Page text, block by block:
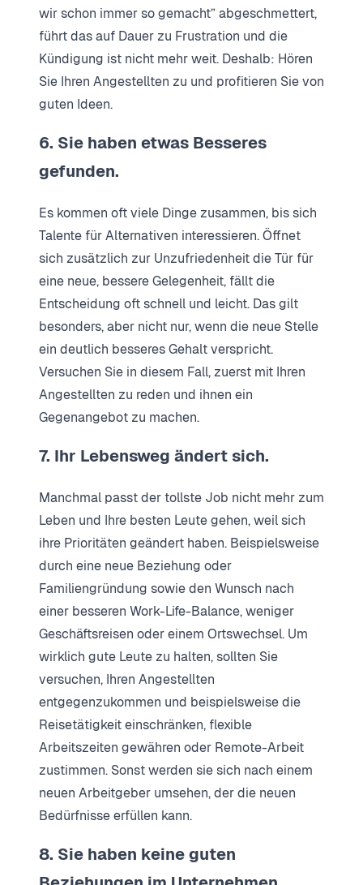
wir schon immer so gemacht” abgeschmettert,
führt das auf Dauer zu Frustration und die
Kündigung ist nicht mehr weit. Deshalb: Hören
Sie Ihren Angestellten zu und profitieren Sie von
guten Ideen.
6. Sie haben etwas Besseres
gefunden.
Es kommen oft viele Dinge zusammen, bis sich
Talente für Alternativen interessieren. Öffnet
sich zusätzlich zur Unzufriedenheit die Tür für
eine neue, bessere Gelegenheit, fällt die
Entscheidung oft schnell und leicht. Das gilt
besonders, aber nicht nur, wenn die neue Stelle
ein deutlich besseres Gehalt verspricht.
Versuchen Sie in diesem Fall, zuerst mit Ihren
Angestellten zu reden und ihnen ein
Gegenangebot zu machen.
7. Ihr Lebensweg ändert sich.
Manchmal passt der tollste Job nicht mehr zum
Leben und Ihre besten Leute gehen, weil sich
ihre Prioritäten geändert haben. Beispielsweise
durch eine neue Beziehung oder
Familiengründung sowie den Wunsch nach
einer besseren Work-Life-Balance, weniger
Geschäftsreisen oder einem Ortswechsel. Um
wirklich gute Leute zu halten, sollten Sie
versuchen, Ihren Angestellten
entgegenzukommen und beispielsweise die
Reisetätigkeit einschränken, flexible
Arbeitszeiten gewähren oder Remote-Arbeit
zustimmen. Sonst werden sie sich nach einem
neuen Arbeitgeber umsehen, der die neuen
Bedürfnisse erfüllen kann.
8. Sie haben keine guten